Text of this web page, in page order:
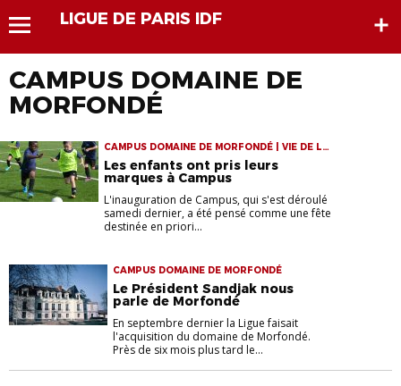
LIGUE DE PARIS IDF
CAMPUS DOMAINE DE
MORFONDÉ
CAMPUS DOMAINE DE MORFONDÉ | VIE DE LA
LIGUE
Les enfants ont pris leurs
marques à Campus
L'inauguration de Campus, qui s'est déroulé
samedi dernier, a été pensé comme une fête
destinée en priori...
CAMPUS DOMAINE DE MORFONDÉ
Le Président Sandjak nous
parle de Morfondé
En septembre dernier la Ligue faisait
l'acquisition du domaine de Morfondé.
Près de six mois plus tard le...